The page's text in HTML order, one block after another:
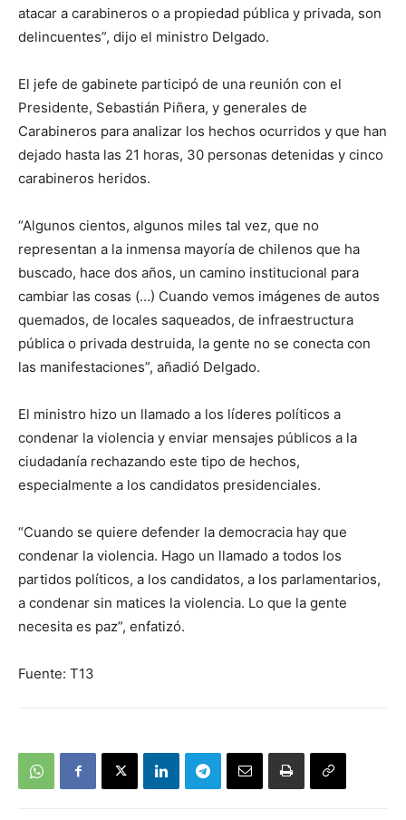
atacar a carabineros o a propiedad pública y privada, son
delincuentes”, dijo el ministro Delgado.
El jefe de gabinete participó de una reunión con el
Presidente, Sebastián Piñera, y generales de
Carabineros para analizar los hechos ocurridos y que han
dejado hasta las 21 horas, 30 personas detenidas y cinco
carabineros heridos.
“Algunos cientos, algunos miles tal vez, que no
representan a la inmensa mayoría de chilenos que ha
buscado, hace dos años, un camino institucional para
cambiar las cosas (…) Cuando vemos imágenes de autos
quemados, de locales saqueados, de infraestructura
pública o privada destruida, la gente no se conecta con
las manifestaciones”, añadió Delgado.
El ministro hizo un llamado a los líderes políticos a
condenar la violencia y enviar mensajes públicos a la
ciudadanía rechazando este tipo de hechos,
especialmente a los candidatos presidenciales.
“Cuando se quiere defender la democracia hay que
condenar la violencia. Hago un llamado a todos los
partidos políticos, a los candidatos, a los parlamentarios,
a condenar sin matices la violencia. Lo que la gente
necesita es paz”, enfatizó.
Fuente: T13